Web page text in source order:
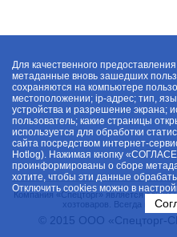
Компания «Спецторг» является одним
хозтоваров. Всегда в
© 2015 ООО «Спецторг-
Для качественного
метаданные вновь зашедших
сохраняются на компьютере
местоположении; ip-адрес; тип,
устройства и разрешение экрана;
пользователь; какие страницы
используется для обработки
сайта посредством интернет-
Hotlog). Нажимая кнопку
проинформированы о сборе
хотите, чтобы эти данные
Отключить cookies можно в